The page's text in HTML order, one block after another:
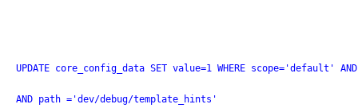
UPDATE core_config_data SET value=1 WHERE scope='default'
AND path ='dev/debug/template_hints'